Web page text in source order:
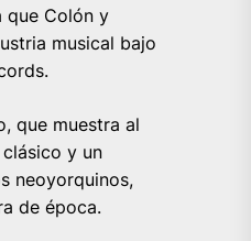
que Colón y
musical bajo
que muestra al
y un
neoyorquinos,
de época.